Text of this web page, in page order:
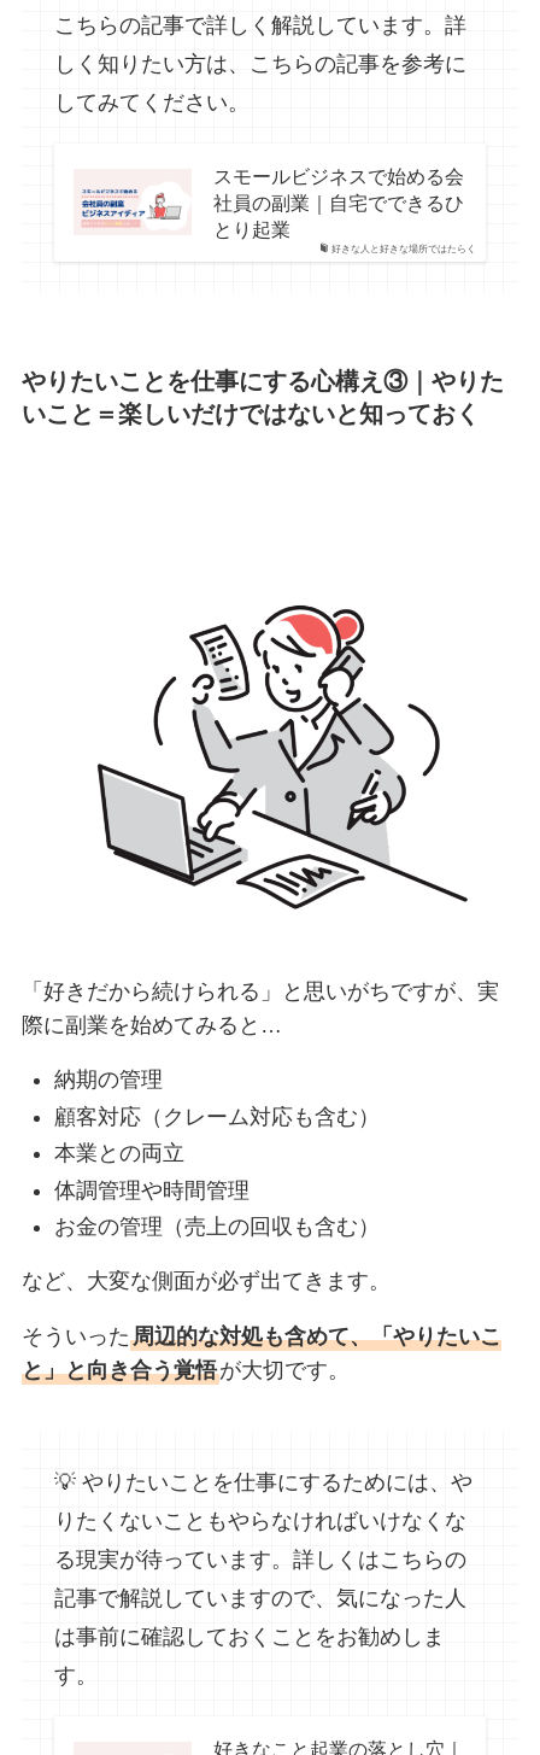
こちらの記事で詳しく解説しています。詳
しく知りたい方は、こちらの記事を参考に
してみてください。
好きな人と好きな場所ではたらく
スモールビジネスで始める会
社員の副業｜自宅でできるひ
とり起業
やりたいことを仕事にする心構え③｜ やりた
いこと＝楽しいだけではないと知っておく
「好きだから続けられる」と思いがちですが、実
際に副業を始めてみると…
納期の管理
顧客対応（クレーム対応も含む）
本業との両立
体調管理や時間管理
お金の管理（売上の回収も含む）
など、大変な側面が必ず出てきます。
そういった周辺的な対処も含めて、「やりたいこ
と」と向き合う覚悟が大切です。
💡 やりたいことを仕事にするためには、や
りたくないこともやらなければいけなくな
る現実が待っています。詳しくはこちらの
記事で解説していますので、気になった人
は事前に確認しておくことをお勧めしま
す。
好きなこと起業の落とし穴｜